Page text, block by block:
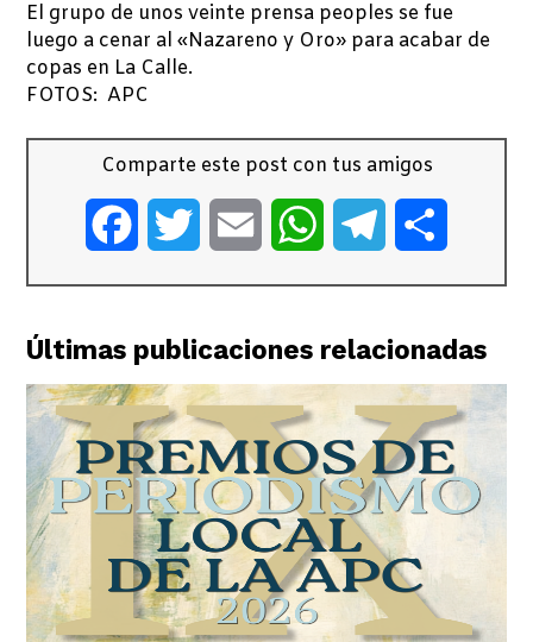
El grupo de unos veinte prensa peoples se fue
luego a cenar al «Nazareno y Oro» para acabar de
copas en La Calle.
FOTOS: APC
Comparte este post con tus amigos
FacebookTwitter Email WhatsAppTelegram
Últimas publicaciones relacionadas